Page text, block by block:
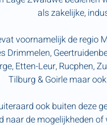
als zakelijke,
voornamelijk de regio
Drimmelen,
Etten-Leur, Rucphen,
Tilburg & Goirle maar
ook buiten deze
naar de mogelijkheden